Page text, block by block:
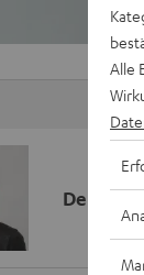
Deine
Alle